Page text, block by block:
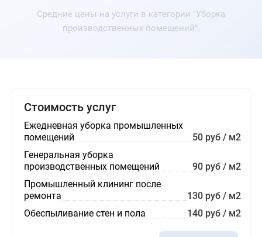
Средние цены на услуги в категории "Уборка
производственных помещений".
Стоимость услуг
Ежедневная уборка промышленных
помещений
50 руб / м2
Генеральная уборка
производственных помещений
90 руб / м2
Промышленный клининг после
ремонта
130 руб / м2
Обеспыливание стен и пола
140 руб / м2